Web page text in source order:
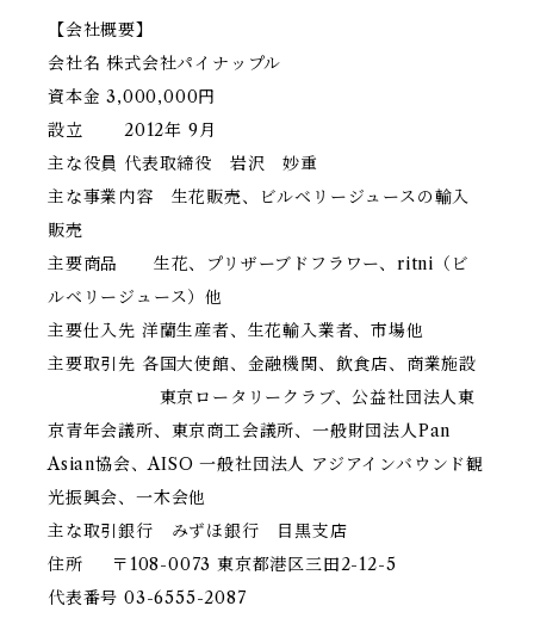
【会社概要】
会社名 株式会社パイナップル
資本金 3,000,000円
設立 2012年 9月
主な役員 代表取締役 岩沢 妙重
主な事業内容 生花販売、ビルベリージュースの輸入
販売
主要商品 生花、プリザーブドフラワー、ritni（ビ
ルベリージュース）他
主要仕入先 洋蘭生産者、生花輸入業者、市場他
主要取引先 各国大使館、金融機関、飲食店、商業施設
東京ロータリークラブ、公益社団法人東
京青年会議所、東京商工会議所、一般財団法人Pan
Asian協会、AISO 一般社団法人 アジアインバウンド観
光振興会、一木会他
主な取引銀行 みずほ銀行 目黒支店
住所 〒108-0073 東京都港区三田2-12-5
代表番号 03-6555-2087